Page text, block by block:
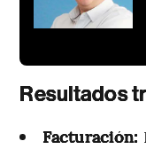
Resultados
Facturación: